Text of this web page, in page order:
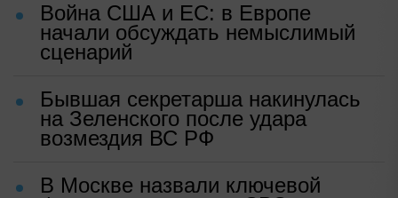
Война США и ЕС: в Европе
начали обсуждать немыслимый
сценарий
Бывшая секретарша накинулась
на Зеленского после удара
возмездия ВС РФ
В Москве назвали ключевой